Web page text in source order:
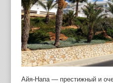
Айя-Напа — престижный и